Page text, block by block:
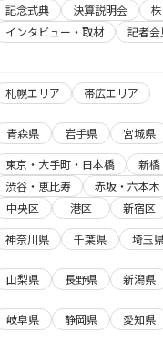
記念式典
決算説明会
インタビュー・取材
記者会
札幌エリア 帯広エリア
青森県 岩手県 宮城県
東京・大手町・日本橋 新橋
渋谷・恵比寿
赤坂・六本
中央区
港区 新宿区
神奈川県 千葉県 埼玉
山梨県 長野県 新潟県
岐阜県 静岡県 愛知県